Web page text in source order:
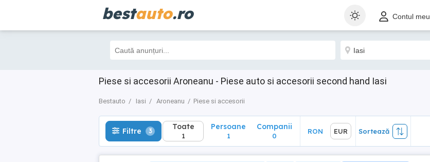
bestauto.ro Contul meu
Piese si accesorii Aroneanu - Piese auto si accesorii second hand Iasi
Bestauto Iasi Aroneanu Piese si accesorii
Filtre 3 Toate
1
Sortează
Filtre 3 Toate
1
Persoane
1
Companii
0
RON EUR Sortează